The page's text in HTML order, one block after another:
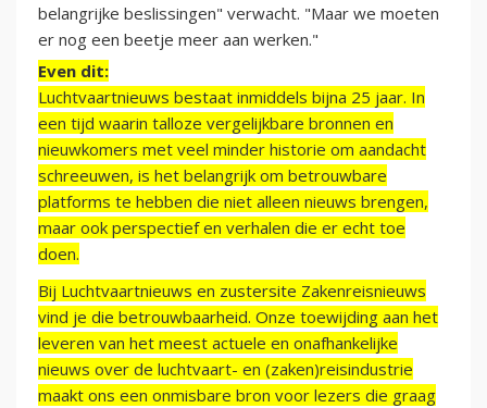
belangrijke beslissingen" verwacht. "Maar we moeten
er nog een beetje meer aan werken."
Even dit:
Luchtvaartnieuws bestaat inmiddels bijna 25 jaar. In
een tijd waarin talloze vergelijkbare bronnen en
nieuwkomers met veel minder historie om aandacht
schreeuwen, is het belangrijk om betrouwbare
platforms te hebben die niet alleen nieuws brengen,
maar ook perspectief en verhalen die er echt toe
doen.
Bij Luchtvaartnieuws en zustersite Zakenreisnieuws
vind je die betrouwbaarheid. Onze toewijding aan het
leveren van het meest actuele en onafhankelijke
nieuws over de luchtvaart- en (zaken)reisindustrie
maakt ons een onmisbare bron voor lezers die graag